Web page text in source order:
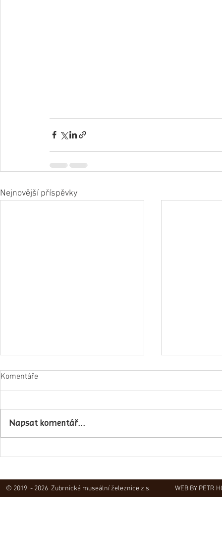
Nejnovější příspěvky
Komentáře
Napsat komentář...
© 2019 - 2026 Zubrnická museální železnice z.s. WEB BY